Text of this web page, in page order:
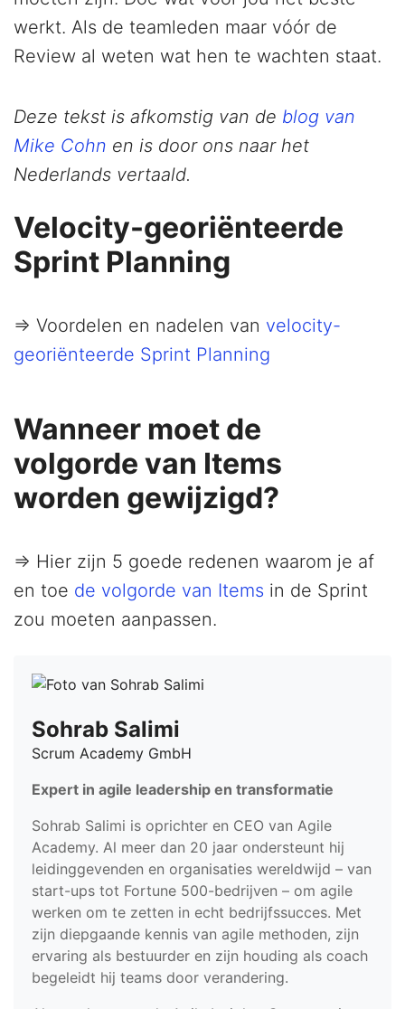
werkt. Als de teamleden maar vóór de
Review al weten wat hen te wachten staat.
Deze tekst is afkomstig van de blog van
Mike Cohn en is door ons naar het
Nederlands vertaald.
Velocity-georiënteerde
Sprint Planning
=> Voordelen en nadelen van velocity-
georiënteerde Sprint Planning
Wanneer moet de
volgorde van Items
worden gewijzigd?
=> Hier zijn 5 goede redenen waarom je af
en toe de volgorde van Items in de Sprint
zou moeten aanpassen.
Sohrab Salimi
Scrum Academy GmbH
Expert in agile leadership en transformatie
Sohrab Salimi is oprichter en CEO van Agile
Academy. Al meer dan 20 jaar ondersteunt hij
leidinggevenden en organisaties wereldwijd – van
start-ups tot Fortune 500-bedrijven – om agile
werken om te zetten in echt bedrijfssucces. Met
zijn diepgaande kennis van agile methoden, zijn
ervaring als bestuurder en zijn houding als coach
begeleidt hij teams door verandering.